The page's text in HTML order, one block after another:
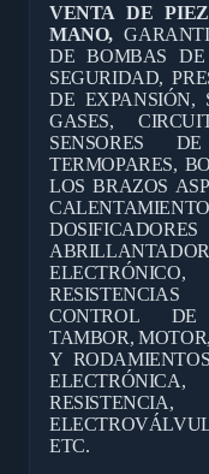
VENTA DE
MANO,
DE BOMBAS
SEGURIDAD,
DE EXPANSIÓN,
GASES,
SENSORES
TERMOPARES,
LOS BRAZOS
CONTROL DE
TAMBOR,
Y
ETC.